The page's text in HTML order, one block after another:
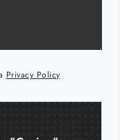
Privacy Policy